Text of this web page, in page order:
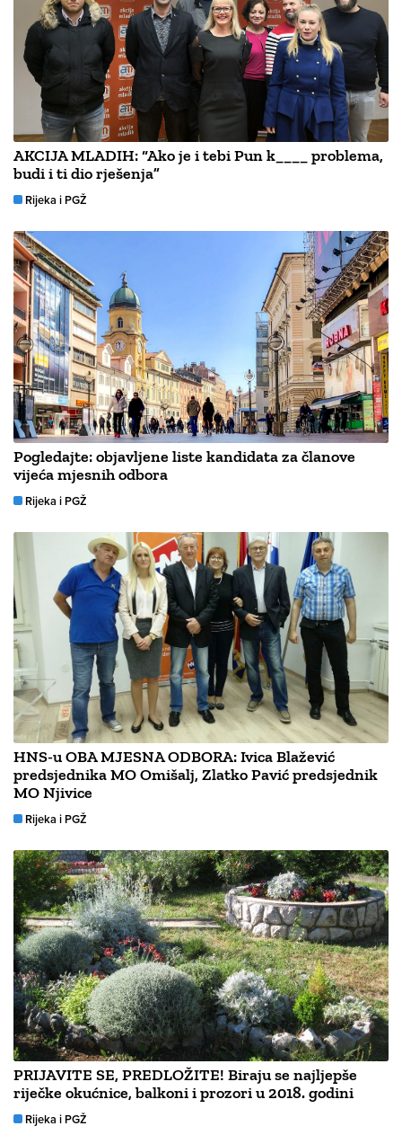
AKCIJA MLADIH: “Ako je i tebi Pun k____ problema,
budi i ti dio rješenja”
Rijeka i PGŽ
Pogledajte: objavljene liste kandidata za članove
vijeća mjesnih odbora
Rijeka i PGŽ
HNS-u OBA MJESNA ODBORA: Ivica Blažević
predsjednika MO Omišalj, Zlatko Pavić predsjednik
MO Njivice
Rijeka i PGŽ
PRIJAVITE SE, PREDLOŽITE! Biraju se najljepše
riječke okućnice, balkoni i prozori u 2018. godini
Rijeka i PGŽ